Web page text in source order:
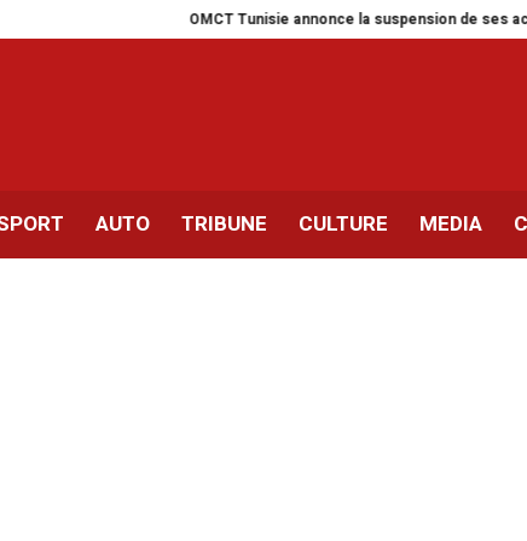
OMCT Tunisie annonce la suspension de ses activités
AUTO TRIBUNE CULTURE MEDIA